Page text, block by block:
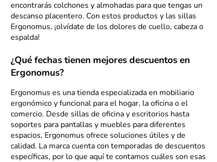
encontrarás colchones y almohadas para que tengas un
descanso placentero. Con estos productos y las sillas
Ergonomus, ¡olvídate de los dolores de cuello, cabeza o
espalda!
¿Qué fechas tienen mejores descuentos en
Ergonomus?
Ergonomus es una tienda especializada en mobiliario
ergonómico y funcional para el hogar, la oficina o el
comercio. Desde sillas de oficina y escritorios hasta
soportes para pantallas y muebles para diferentes
espacios, Ergonomus ofrece soluciones útiles y de
calidad. La marca cuenta con temporadas de descuentos
específicas, por lo que aquí te contamos cuáles son esas